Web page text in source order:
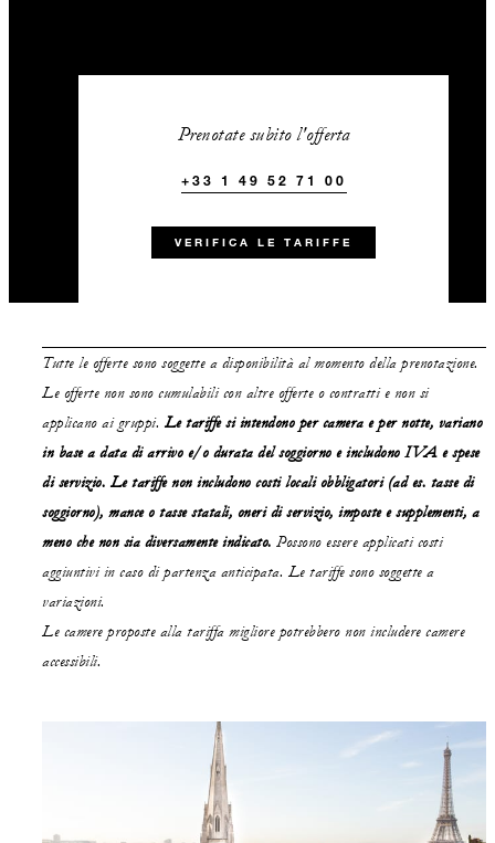
Prenotate subito l'offerta
+33 1 49 52 71 00
VERIFICA LE TARIFFE
Tutte le offerte sono soggette a disponibilità al momento della prenotazione.
Le offerte non sono cumulabili con altre offerte o contratti e non si
applicano ai gruppi. Le tariffe si intendono per camera e per notte, variano
in base a data di arrivo e/o durata del soggiorno e includono IVA e spese
di servizio. Le tariffe non includono costi locali obbligatori (ad es. tasse di
soggiorno), mance o tasse statali, oneri di servizio, imposte e supplementi, a
meno che non sia diversamente indicato. Possono essere applicati costi
aggiuntivi in caso di partenza anticipata. Le tariffe sono soggette a
variazioni.
Le camere proposte alla tariffa migliore potrebbero non includere camere
accessibili.